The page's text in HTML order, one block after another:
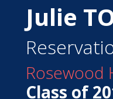
Julie
Rosewood
Class of